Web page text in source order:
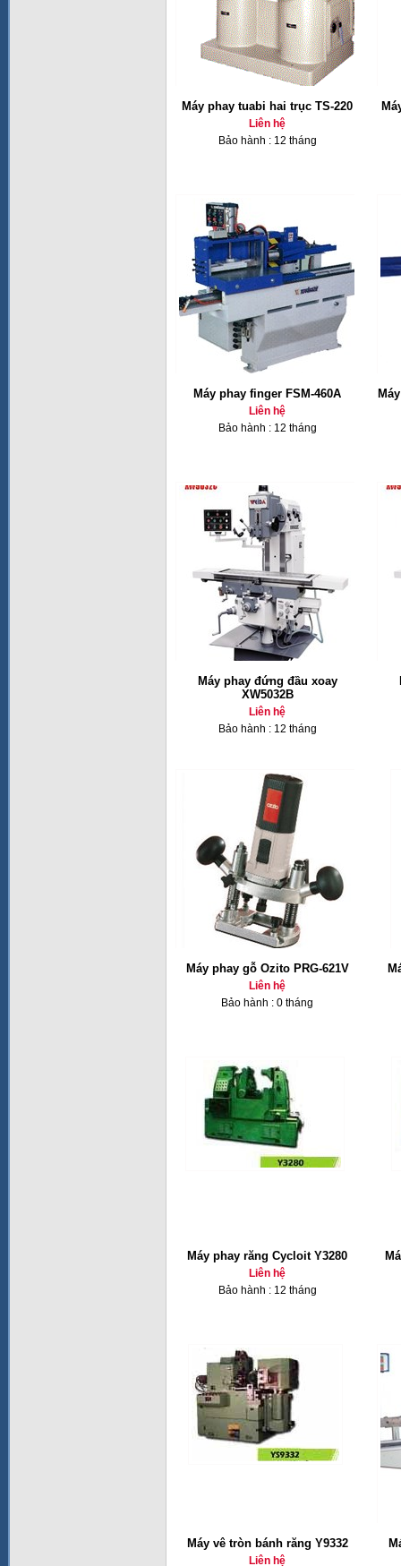
Máy phay tuabi hai trục TS-220
Liên hệ
Bảo hành : 12 tháng
Máy phay finger FSM-460A
Liên hệ
Bảo hành : 12 tháng
Máy phay đứng đầu xoay
XW5032B
Liên hệ
Bảo hành : 12 tháng
Máy phay gỗ Ozito PRG-621V
Liên hệ
Bảo hành : 0 tháng
Máy phay răng Cycloit Y3280
Liên hệ
Bảo hành : 12 tháng
Máy vê tròn bánh răng Y9332
Liên hệ